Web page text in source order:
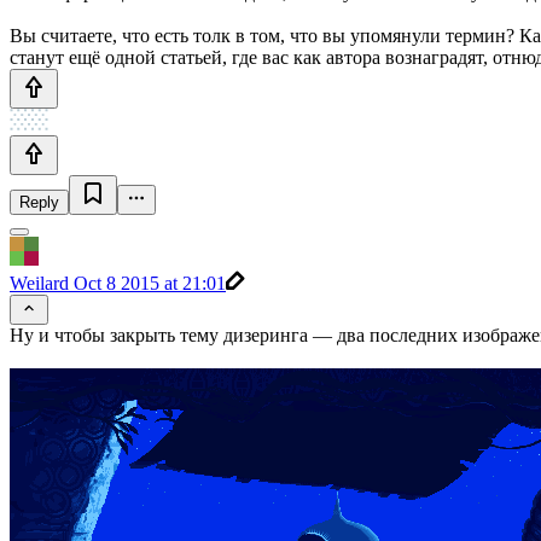
Вы считаете, что есть толк в том, что вы упомянули термин?
станут ещё одной статьей, где вас как автора вознаградят,
Reply
Weilard Oct 8 2015 at 21:01
Ну и чтобы закрыть тему дизеринга — два последних